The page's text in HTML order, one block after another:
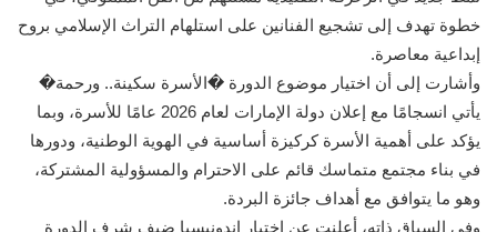
خطوة تهدف إلى تشجيع الفنانين على استلهام التراث الإسلامي بروح
إبداعية معاصرة.
وأشارت إلى أن اختيار موضوع الدورة �الأسرة سكينة.. ورحمة�
يأتي انسجامًا مع إعلان دولة الإمارات لعام 2026 عامًا للأسرة، وبما
يؤكد على أهمية الأسرة كركيزة أساسية في الهوية الوطنية، ودورها
في بناء مجتمع متماسك قائم على الاحترام والمسؤولية المشتركة،
وهو ما يتوافق مع أهداف جائزة البردة.
وفي السياق ذاته، أعلنت عن اختيار إندونيسيا ضيف شرف الدورة